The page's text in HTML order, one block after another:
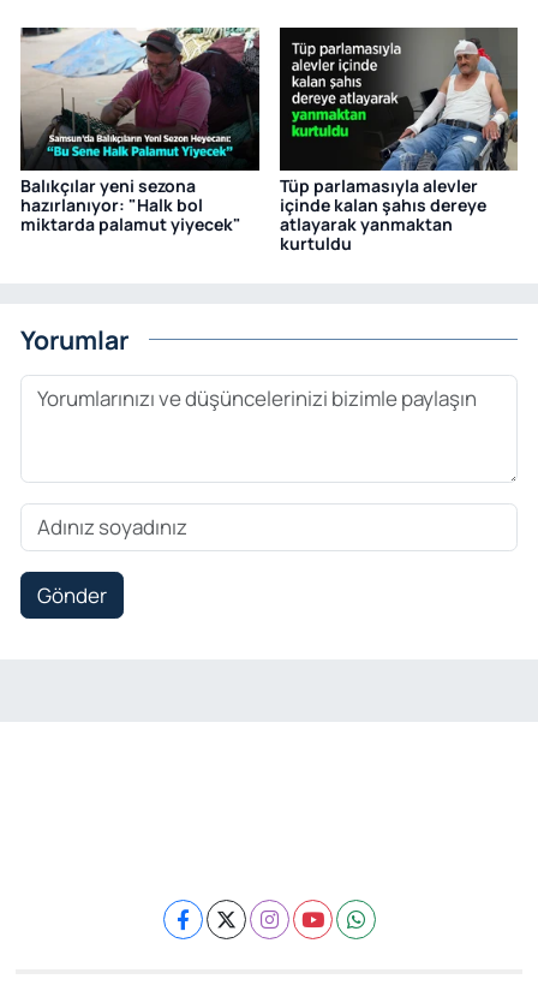
Balıkçılar yeni sezona
hazırlanıyor: "Halk bol
miktarda palamut yiyecek"
Tüp parlamasıyla alevler
içinde kalan şahıs dereye
atlayarak yanmaktan
kurtuldu
Yorumlar
Gönder